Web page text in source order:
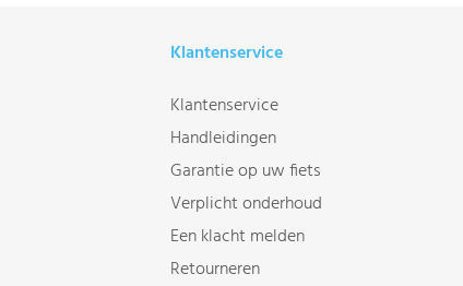
Klantenservice
Klantenservice
Handleidingen
Garantie op uw fiets
Verplicht onderhoud
Een klacht melden
Retourneren